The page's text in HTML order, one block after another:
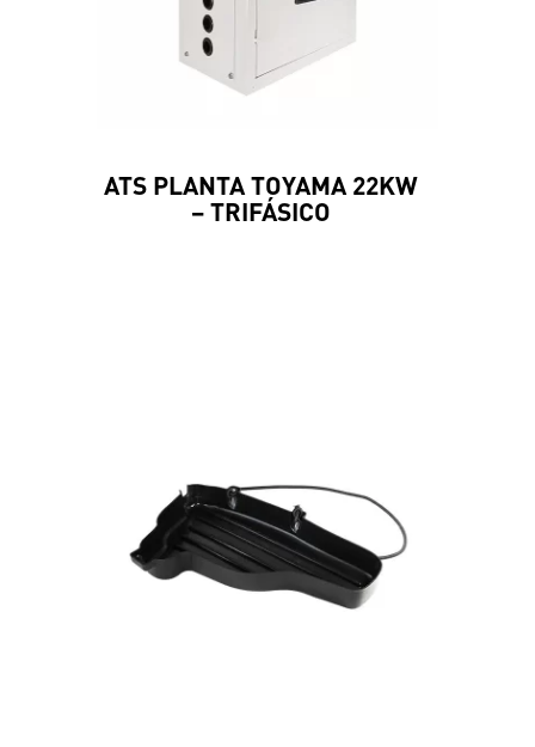
ATS PLANTA TOYAMA 22KW
– TRIFÁSICO